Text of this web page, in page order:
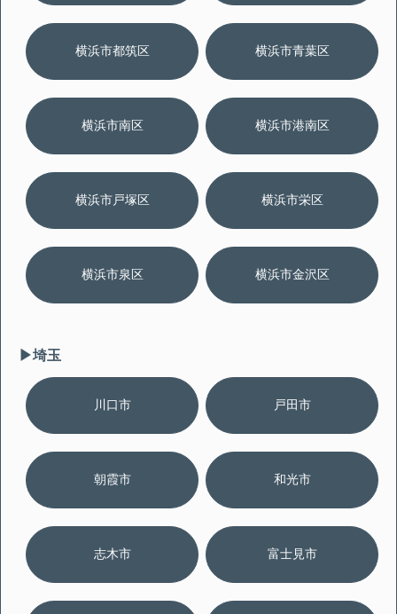
横浜市都筑区 横浜市青葉区
横浜市南区 横浜市港南区
横浜市戸塚区 横浜市栄区
横浜市泉区 横浜市金沢区
▶︎埼玉
川口市 戸田市
朝霞市 和光市
志木市 富士見市